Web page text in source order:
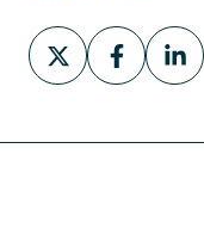
Share
on
Share
on
Share
on